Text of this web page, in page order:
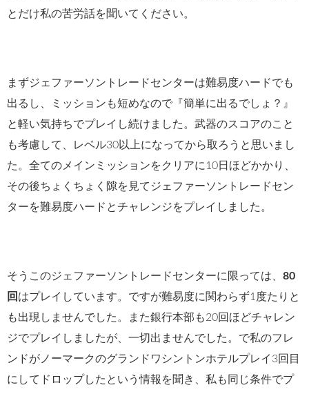
とだけ私の苦労話を聞いてください。
まずジェファーソントレードセンターは難易度ハードでも
出るし、ミッションも短めなので『簡単に出るでしょ？』
と軽い気持ちでプレイし続けました。武器のスコアのこと
も考慮して、レベル30以上になってから取ろうと思いまし
た。全てのメインミッションをクリアに10日ほどかかり、
その後ちょくちょく隙を見てジェファーソントレードセン
ターを難易度ハードとチャレンジをプレイしました。
そうこのジェファーソントレードセンターに限っては、 80
回 はプレイしています。ですが難易度に関わらず1度たりと
も出現しませんでした。また銀行本部も20回ほどチャレン
ジでプレイしましたが、一切出ませんでした。で私のフレ
ンドがノーマークのグランドワシントンホテルプレイ3回目
にしてドロップしたという情報を聞き、私も同じ条件でプ